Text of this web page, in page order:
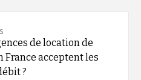
de location de
France acceptent les
?